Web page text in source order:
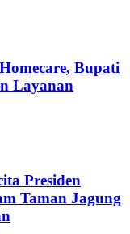
Bupati
Layanan
Presiden
Taman Jagung